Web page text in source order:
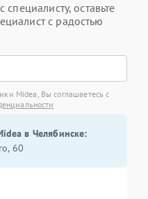
специалисту, оставьте
с радостью
Midea, Вы соглашаетесь с
в Челябинске:
60